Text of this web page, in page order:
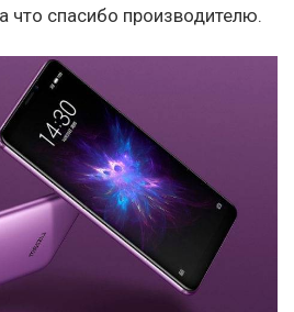
что спасибо производителю.